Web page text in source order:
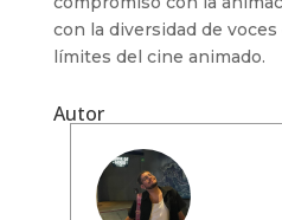
con la diversidad de
límites del cine animado.
Autor